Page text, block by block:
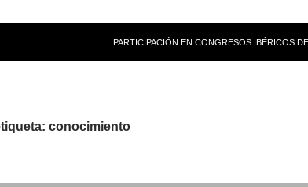
PARTICIPACIÓN EN CONGRESOS IBÉRICOS
conocimiento